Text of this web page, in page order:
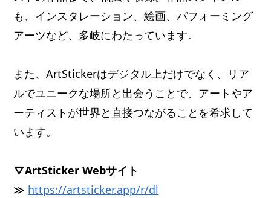
も、インスタレーション、絵画、パフォーミング
アーツなど、多岐にわたっています。
また、ArtStickerはデジタル上だけでなく、リア
ルでユニークな場所と出会うことで、アートやア
ーティストが世界と直接つながることを希求して
います。
▽ArtSticker Webサイト
≫ https://artsticker.app/r/dl